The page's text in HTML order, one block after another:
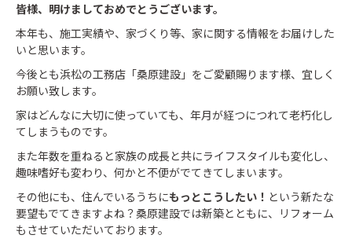
皆様、明けましておめでとうございます。
本年も、施工実績や、家づくり等、家に関する情報をお届けした
いと思います。
今後とも浜松の工務店「桑原建設」をご愛顧賜ります様、宜しく
お願い致します。
家はどんなに大切に使っていても、年月が経つにつれて老朽化し
てしまうものです。
また年数を重ねると家族の成長と共にライフスタイルも変化し、
趣味嗜好も変わり、何かと不便がでてきてしまいます。
その他にも、住んでいるうちにもっとこうしたい！ という新たな
要望もでてきますよね？ 桑原建設では新築とともに、リフォーム
もさせていただいております。